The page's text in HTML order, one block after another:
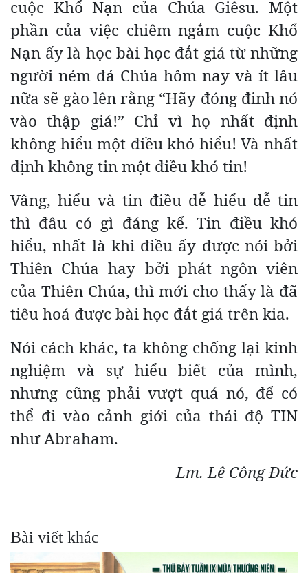
cuộc Khổ Nạn của Chúa Giêsu. Một
phần của việc chiêm ngắm cuộc Khổ
Nạn ấy là học bài học đắt giá từ những
người ném đá Chúa hôm nay và ít lâu
nữa sẽ gào lên rằng “Hãy đóng đinh nó
vào thập giá!” Chỉ vì họ nhất định
không hiểu một điều khó hiểu! Và nhất
định không tin một điều khó tin!
Vâng, hiểu và tin điều dễ hiểu dễ tin
thì đâu có gì đáng kể. Tin điều khó
hiểu, nhất là khi điều ấy được nói bởi
Thiên Chúa hay bởi phát ngôn viên
của Thiên Chúa, thì mới cho thấy là đã
tiêu hoá được bài học đắt giá trên kia.
Nói cách khác, ta không chống lại kinh
nghiệm và sự hiểu biết của mình,
nhưng cũng phải vượt quá nó, để có
thể đi vào cảnh giới của thái độ TIN
như Abraham.
Lm. Lê Công Đức
Bài viết khác